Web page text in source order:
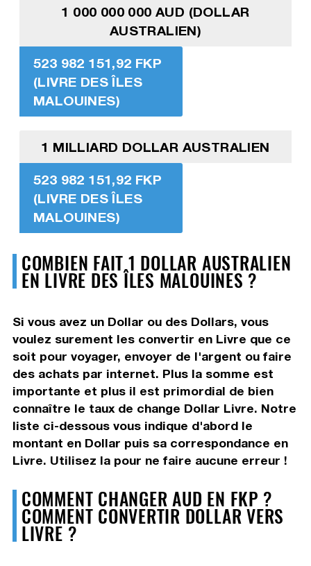
1 000 000 000 AUD (DOLLAR
AUSTRALIEN)
523 982 151,92 FKP
(LIVRE DES ÎLES
MALOUINES)
1 MILLIARD DOLLAR AUSTRALIEN
523 982 151,92 FKP
(LIVRE DES ÎLES
MALOUINES)
COMBIEN FAIT 1 DOLLAR AUSTRALIEN
EN LIVRE DES ÎLES MALOUINES ?
Si vous avez un Dollar ou des Dollars, vous
voulez surement les convertir en Livre que ce
soit pour voyager, envoyer de l'argent ou faire
des achats par internet. Plus la somme est
importante et plus il est primordial de bien
connaître le taux de change Dollar Livre. Notre
liste ci-dessous vous indique d'abord le
montant en Dollar puis sa correspondance en
Livre. Utilisez la pour ne faire aucune erreur !
COMMENT CHANGER AUD EN FKP ?
COMMENT CONVERTIR DOLLAR VERS
LIVRE ?